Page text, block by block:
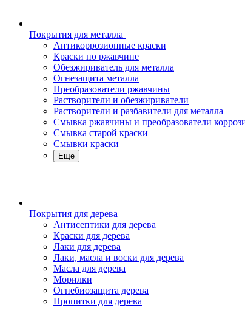
Покрытия для металла
Антикоррозионные краски
Краски по ржавчине
Обезжириватель для металла
Огнезащита металла
Преобразователи ржавчины
Растворители и обезжириватели
Растворители и разбавители для металла
Смывка ржавчины и преобразователи
Смывка старой краски
Смывки краски
Еще
Покрытия для дерева
Антисептики для дерева
Краски для дерева
Лаки для дерева
Лаки, масла и воски для дерева
Масла для дерева
Морилки
Огнебиозащита дерева
Пропитки для дерева